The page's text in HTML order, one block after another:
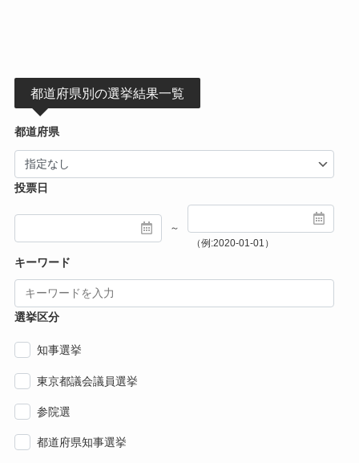
都道府県別の選挙結果一覧
都道府県
投票日
～
（例:2020-01-01）
キーワード
選挙区分
知事選挙
東京都議会議員選挙
参院選
都道府県知事選挙